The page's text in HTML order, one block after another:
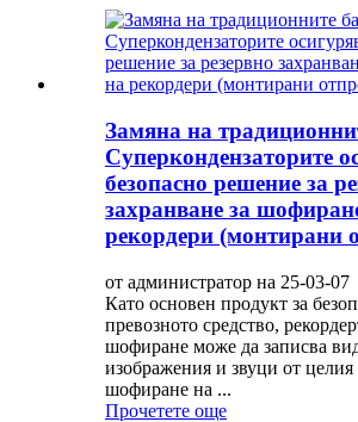
Замяна на
Суперкондензаторите
безопасно решение за
захранване за
рекордери (монтирани
от администратор на 25-03-07
Като основен продукт за
превозното средство,
шофиране може да записва
изображения и звуци от целия
шофиране на ...
Прочетете още